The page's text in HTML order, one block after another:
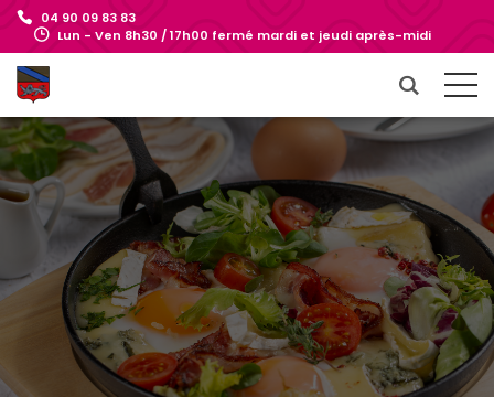
04 90 09 83 83
Lun - Ven 8h30 / 17h00 fermé mardi et jeudi après-midi